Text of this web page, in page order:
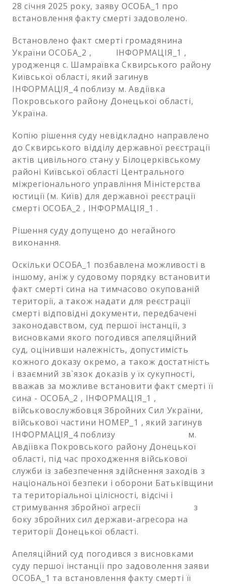
28 січня 2025 року, заяву ОСОБА_1 про
встановлення факту смерті задоволено.
Встановлено факт смерті громадянина
України ОСОБА_2 , ІНФОРМАЦІЯ_1 ,
уродженця с. Шамраївка Сквирського району
Київської області, який загинув
ІНФОРМАЦІЯ_4 поблизу м. Авдіївка
Покровського району Донецької області,
Україна.
Копію рішення суду невідкладно направлено
до Сквирського відділу державної реєстрації
актів цивільного стану у Білоцерківському
районі Київської області Центрального
міжрегіонального управління Міністерства
юстиції (м. Київ) для державної реєстрації
смерті ОСОБА_2 , ІНФОРМАЦІЯ_1 .
Рішення суду допущено до негайного
виконання.
Оскільки ОСОБА_1 позбавлена можливості в
іншому, аніж у судовому порядку встановити
факт смерті сина на тимчасово окупованій
території, а також надати для реєстрації
смерті відповідні документи, передбачені
законодавством, суд першої інстанції, з
висновками якого погодився апеляційний
суд, оцінивши належність, допустимість
кожного доказу окремо, а також достатність
і взаємний зв`язок доказів у їх сукупності,
вважав за можливе встановити факт смерті її
сина - ОСОБА_2 , ІНФОРМАЦІЯ_1 ,
військовослужбовця Збройних Сил України,
військової частини НОМЕР_1 , який загинув
ІНФОРМАЦІЯ_4 поблизу м.
Авдіївка Покровського району Донецької
області, під час проходження військової
служби із забезпечення здійснення заходів з
національної безпеки і оборони Батьківщини
та територіальної цілісності, відсічі і
стримування збройної агресії з
боку збройних сил держави-агресора на
території Донецької області.
Апеляційний суд погодився з висновками
суду першої інстанції про задоволення заяви
ОСОБА_1 та встановлення факту смерті її